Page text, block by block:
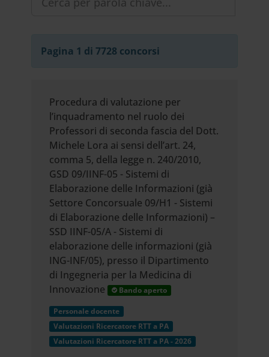
Pagina 1 di 7728 concorsi
Procedura di valutazione per
l’inquadramento nel ruolo dei
Professori di seconda fascia del Dott.
Michele Lora ai sensi dell’art. 24,
comma 5, della legge n. 240/2010,
GSD 09/IINF-05 - Sistemi di
Elaborazione delle Informazioni (già
Settore Concorsuale 09/H1 - Sistemi
di Elaborazione delle Informazioni) –
SSD IINF-05/A - Sistemi di
elaborazione delle informazioni (già
ING-INF/05), presso il Dipartimento
di Ingegneria per la Medicina di
Innovazione
Bando aperto
Personale docente
Valutazioni Ricercatore RTT a PA
Valutazioni Ricercatore RTT a PA - 2026